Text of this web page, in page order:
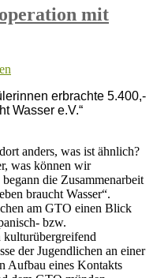
mit
erbrachte 5.400,-
Wasser e.V.“
anders, was ist ähnlich?
was können wir
die Zusammenarbeit
braucht Wasser“.
am GTO einen Blick
bzw.
kulturübergreifend
der Jugendlichen an einer
Aufbau eines Kontakts